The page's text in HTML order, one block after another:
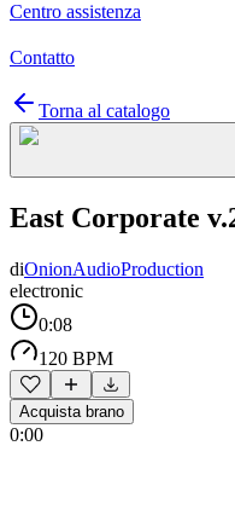
Centro assistenza
Contatto
Torna al catalogo
East Corporate
diOnionAudioProduction
electronic
0:08
120 BPM
Acquista brano
0:00